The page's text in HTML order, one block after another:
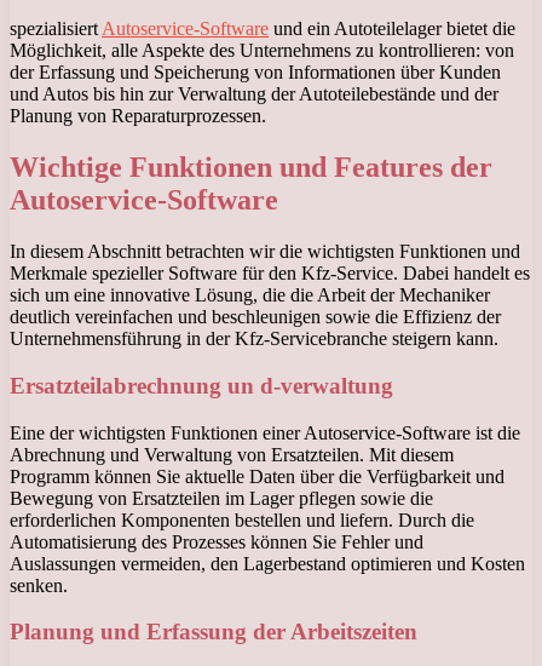
spezialisiert Autoservice-Software und ein Autoteilelager bietet die
Möglichkeit, alle Aspekte des Unternehmens zu kontrollieren: von
der Erfassung und Speicherung von Informationen über Kunden
und Autos bis hin zur Verwaltung der Autoteilebestände und der
Planung von Reparaturprozessen.
Wichtige Funktionen und Features der
Autoservice-Software
In diesem Abschnitt betrachten wir die wichtigsten Funktionen und
Merkmale spezieller Software für den Kfz-Service. Dabei handelt es
sich um eine innovative Lösung, die die Arbeit der Mechaniker
deutlich vereinfachen und beschleunigen sowie die Effizienz der
Unternehmensführung in der Kfz-Servicebranche steigern kann.
Ersatzteilabrechnung un d-verwaltung
Eine der wichtigsten Funktionen einer Autoservice-Software ist die
Abrechnung und Verwaltung von Ersatzteilen. Mit diesem
Programm können Sie aktuelle Daten über die Verfügbarkeit und
Bewegung von Ersatzteilen im Lager pflegen sowie die
erforderlichen Komponenten bestellen und liefern. Durch die
Automatisierung des Prozesses können Sie Fehler und
Auslassungen vermeiden, den Lagerbestand optimieren und Kosten
senken.
Planung und Erfassung der Arbeitszeiten